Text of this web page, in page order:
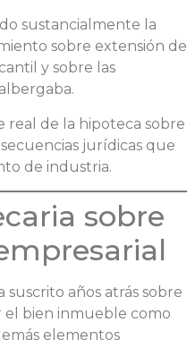
sustancialmente la
sobre extensión de
y sobre las
real de la hipoteca sobre
jurídicas que
de industria.
sobre
años atrás sobre
bien inmueble como
elementos